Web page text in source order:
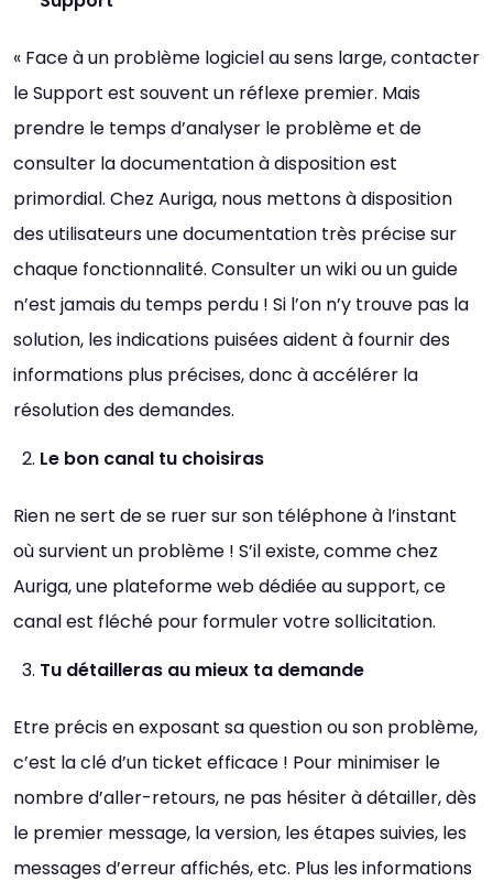
« Face à un problème logiciel au sens large, contacter
le Support est souvent un réflexe premier. Mais
prendre le temps d’analyser le problème et de
consulter la documentation à disposition est
primordial. Chez Auriga, nous mettons à disposition
des utilisateurs une documentation très précise sur
chaque fonctionnalité. Consulter un wiki ou un guide
n’est jamais du temps perdu ! Si l’on n’y trouve pas la
solution, les indications puisées aident à fournir des
informations plus précises, donc à accélérer la
résolution des demandes.
Le bon canal tu choisiras
Rien ne sert de se ruer sur son téléphone à l’instant
où survient un problème ! S’il existe, comme chez
Auriga, une plateforme web dédiée au support, ce
canal est fléché pour formuler votre sollicitation.
Tu détailleras au mieux ta demande
Etre précis en exposant sa question ou son problème,
c’est la clé d’un ticket efficace ! Pour minimiser le
nombre d’aller-retours, ne pas hésiter à détailler, dès
le premier message, la version, les étapes suivies, les
messages d’erreur affichés, etc. Plus les informations